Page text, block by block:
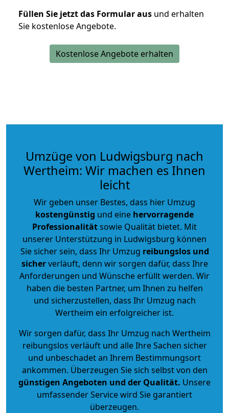
Füllen Sie jetzt das Formular aus und erhalten
Sie kostenlose Angebote.
Kostenlose Angebote erhalten
Umzüge von Ludwigsburg nach
Wertheim: Wir machen es Ihnen
leicht
Wir geben unser Bestes, dass hier Umzug
kostengünstig und eine hervorragende
Professionalitätsowie Qualität bietet. Mit
unserer Unterstützung in Ludwigsburg können
Sie sicher sein, dass Ihr Umzug reibungslos und
sicherverläuft, denn wir sorgen dafür, dass Ihre
Anforderungen und Wünsche erfüllt werden. Wir
haben die besten Partner, um Ihnen zu helfen
und sicherzustellen, dass Ihr Umzug nach
Wertheim ein erfolgreicher ist.
Wir sorgen dafür, dass Ihr Umzug nach Wertheim
reibungslos verläuft und alle Ihre Sachen sicher
und unbeschadet an Ihrem Bestimmungsort
ankommen. Überzeugen Sie sich selbst von den
günstigen Angeboten und der Qualität. Unsere
umfassender Service wird Sie garantiert
überzeugen.